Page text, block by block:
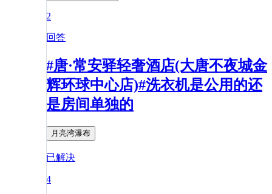
2
回答
#唐·常安驿轻奢酒店(大唐不夜城金
辉环球中心店)#洗衣机是公用的还
是房间单独的
月亮湾瀑布
已解决
4